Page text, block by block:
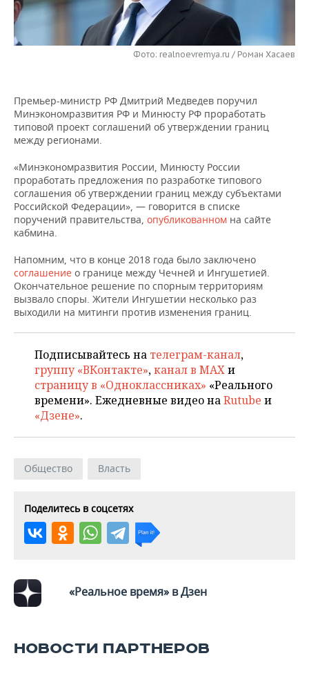
НЕФТЕХИМИЯ
ЭНЕРГЕТИКА
РОЗНИЧНАЯ ТОРГОВЛЯ
НОВОСТИ ТЕХНОЛОГИЙ
ТЕЛЕКОММУНИКАЦИИ
МЕРОПРИЯТИЯ
НОВОСТИ МЕРОПРИЯТИЙ
БИЗНЕС-БРАНЧИ
ОТКРЫТАЯ ЛЕКЦИЯ
ФУТБОЛ
БАСКЕТБОЛ
ВОЛЕЙБОЛ
ФИГУРНОЕ КАТАНИЕ
ВОДНЫЕ ВИДЫ СПОРТА
НОВОСТИ ОБЩЕСТВА
ИНФРАСТРУКТУРА
ИСТОРИЯ
МЕДИЦИНА
ОБРАЗОВАНИЕ
ФОТОГАЛЕРЕЯ
СПРАВОЧНИК
СПИСОК ПЕРСОН
ПОЛНАЯ ВЕРСИЯ
Фото: realnoevremya.ru / Роман Хасаев
Премьер-министр РФ Дмитрий Медведев поручил
Минэкономразвития РФ и Минюсту РФ проработать
типовой проект соглашений об утверждении границ
между регионами.
«Минэкономразвития России, Минюсту России
проработать предложения по разработке типового
соглашения об утверждении границ между субъектами
Российской Федерации», — говорится в списке
поручений правительства, опубликованном на сайте
кабмина.
Напомним, что в конце 2018 года было заключено
соглашение о границе между Чечней и Ингушетией.
Окончательное решение по спорным территориям
вызвало споры. Жители Ингушетии несколько раз
выходили на митинги против изменения границ.
Подписывайтесь на телеграм-канал,
группу «ВКонтакте»,канал в MAXи
страницу в «Одноклассниках» «Реального
времени». Ежедневные видео наRutube и
«Дзене».
Общество Власть
Поделитесь в соцсетях
«Реальное время» в Дзен
НОВОСТИ ПАРТНЕРОВ